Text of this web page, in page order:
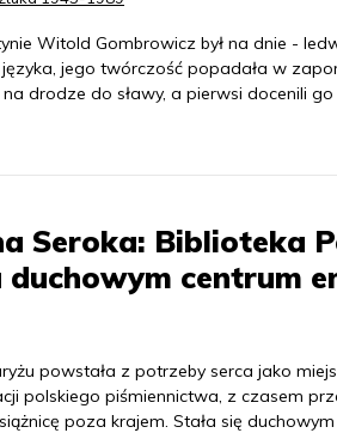
Witold Gombrowicz był na dnie -
języka, jego twórczość popadała w
na drodze do sławy, a pierwsi docenili
Seroka: Biblioteka
duchowym centrum
powstała z potrzeby serca jako
polskiego piśmiennictwa, z czasem
poza krajem. Stała się